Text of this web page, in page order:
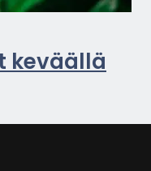
ke­vääl­lä